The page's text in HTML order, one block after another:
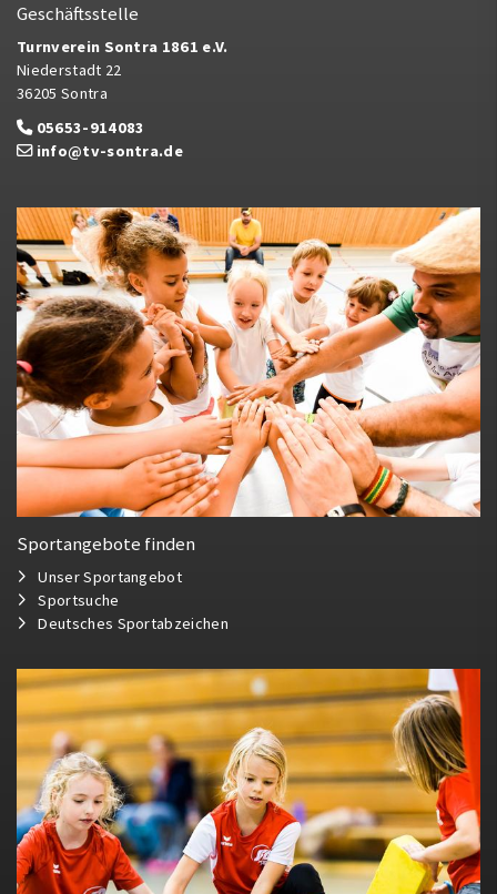
Geschäftsstelle
Turnverein Sontra 1861 e.V.
Niederstadt 22
36205 Sontra
05653-914083
info@tv-sontra.de
Sportangebote finden
Unser Sportangebot
Sportsuche
Deutsches Sportabzeichen